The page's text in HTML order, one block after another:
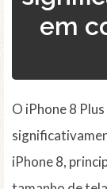
em
O iPhone 8
iPhone 8,